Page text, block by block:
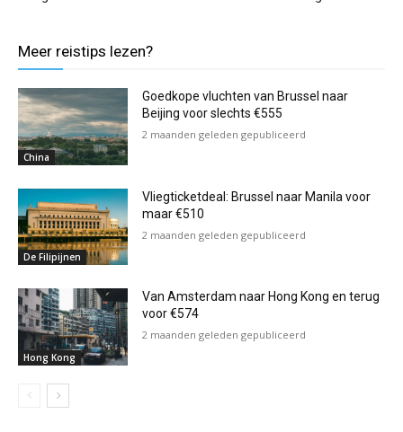
Meer reistips lezen?
China
Goedkope vluchten van Brussel naar
Beijing voor slechts €555
2 maanden geleden gepubliceerd
De Filipijnen
Vliegticketdeal: Brussel naar Manila voor
maar €510
2 maanden geleden gepubliceerd
Hong Kong
Van Amsterdam naar Hong Kong en terug
voor €574
2 maanden geleden gepubliceerd